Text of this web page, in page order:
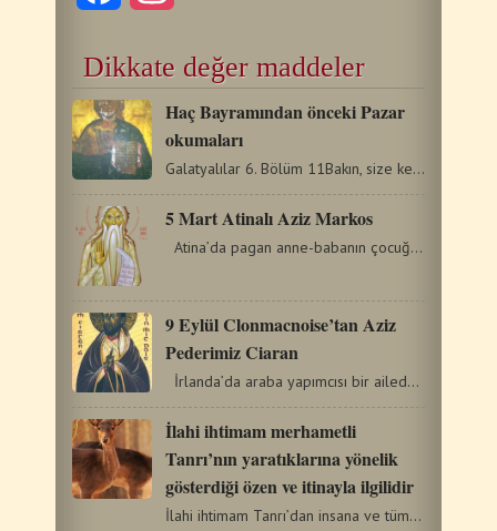
Dikkate değer maddeler
Haç Bayramından önceki Pazar
okumaları
Galatyalılar 6. Bölüm 11Bakın, size kendi elimle ne denli…
5 Mart Atinalı Aziz Markos
Atina’da pagan anne-babanın çocuğu olarak doğdu.…
9 Eylül Clonmacnoise’tan Aziz
Pederimiz Ciaran
İrlanda’da araba yapımcısı bir ailede doğdu, Clonard…
İlahi ihtimam merhametli
Tanrı’nın yaratıklarına yönelik
gösterdiği özen ve itinayla ilgilidir
İlahi ihtimam Tanrı’dan insana ve tüm yaradılışa sunulan…